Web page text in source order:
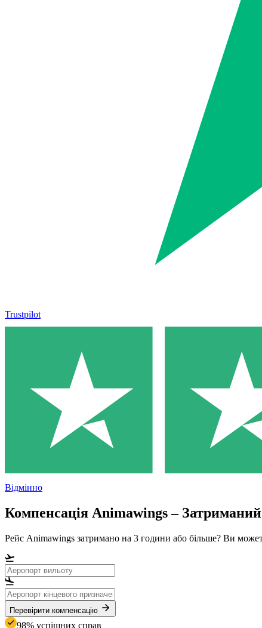
Trustpilot
Відмінно
Компенсація Animawings –
Рейс Animawings затримано на 3 години або більше? Ви
Перевірити компенсацію
98% успішних справ